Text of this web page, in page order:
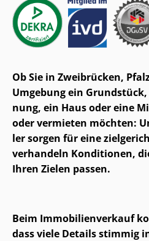
Ob Sie in Zweibrücken,
Umgebung ein
nung, ein Haus oder eine
oder vermieten möchten:
ler sorgen für eine
verhandeln Konditionen,
Ihren Zielen passen.
Beim Im­mo­bi­li­en­ver­kauf
dass viele Details stimmig